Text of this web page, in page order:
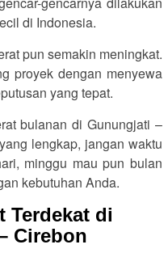
di Indonesia.
pun semakin meningkat.
proyek dengan menyewa
yang tepat.
bulanan di Gunungjati –
lengkap, jangan waktu
minggu mau pun bulan
kebutuhan Anda.
Terdekat di
Cirebon